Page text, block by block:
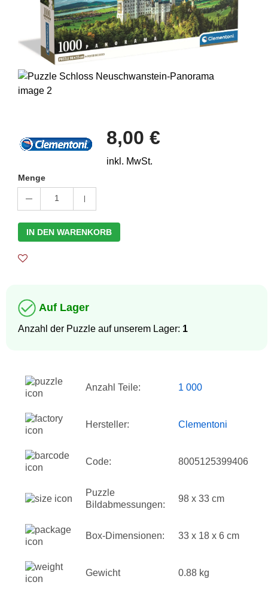
8,00 €
inkl. MwSt.
Menge
1
IN DEN WARENKORB
Auf Lager
Anzahl der Puzzle auf unserem Lager: 1
Anzahl Teile: 1 000
Hersteller: Clementoni
Code: 8005125399406
Puzzle
Bildabmessungen:
98 x 33 cm
Box-Dimensionen: 33 x 18 x 6 cm
Gewicht 0.88 kg